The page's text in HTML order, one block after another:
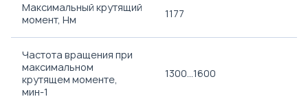
Максимальный крутящий
момент, Нм
1177
Частота вращения при
максимальном
крутящем моменте,
мин-1
1300...1600